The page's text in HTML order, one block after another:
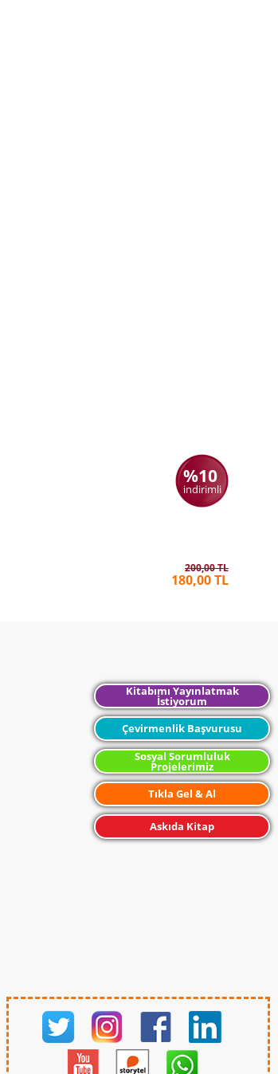
%10
indirimli
200,00 TL
180,00 TL
Kitabımı Yayınlatmak
İstiyorum
Çevirmenlik Başvurusu
Sosyal Sorumluluk
Projelerimiz
Tıkla Gel & Al
Askıda Kitap